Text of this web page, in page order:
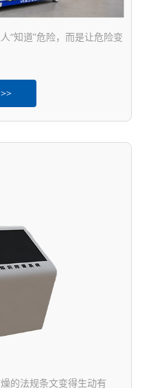
“知道”危险，而是让危险变
的法规条文变得生动有